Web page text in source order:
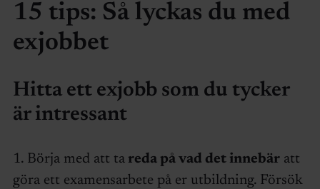
15 tips: Så lyckas du med
exjobbet
Hitta ett exjobb som du tycker
är intressant
1. Börja med att tareda på vad det innebäratt
göra ett examensarbete på er utbildning. Försök